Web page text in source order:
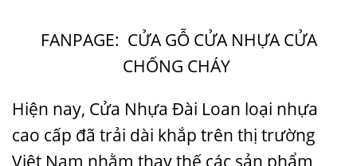
FANPAGE: CỬA GỖ CỬA NHỰA CỬA
CHỐNG CHÁY
Hiện nay, Cửa Nhựa Đài Loan loại nhựa
cao cấp đã trải dài khắp trên thị trường
Việt Nam nhằm thay thế các sản phẩm